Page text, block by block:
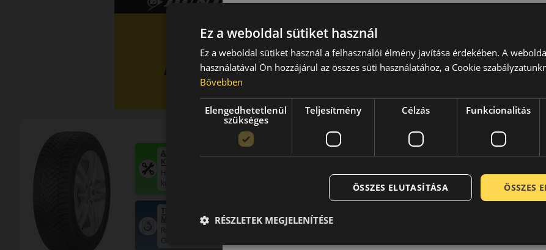
0 értékelés
NÉGYÉVSZAKOS GUMI
TA01 SeasonX XL
165/70R14 (85) T
AKÁR 8.000 FT SZERELÉSI
KEDVEZMÉNY!
Használja a LENDÜLET
kuponkódot!
TRIPLA ELÉGEDETTSÉG
MINŐSÉGI GARANCIA
Regisztráció után máris az
Öné!
Ez a weboldal sütiket használ
Ez a weboldal sütiket használ a felhasználói élmény javítása érdekében. A
használatával Ön hozzájárul az összes süti használatához, a Cookie
Bővebben
Elengedhetetlenül
szükséges
Teljesítmény Célzás Funkcionalitás
ÖSSZES
ÖSSZES ELUTASÍTÁSA
RÉSZLETEK MEGJELENÍTÉSE